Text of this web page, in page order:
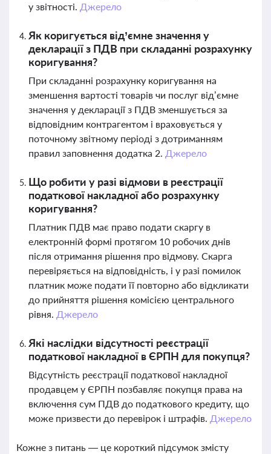
у звітності. Джерело
Як коригується від’ємне значення у
декларації з ПДВ при складанні розрахунку
коригування?
При складанні розрахунку коригування на
зменшення вартості товарів чи послуг від’ємне
значення у декларації з ПДВ зменшується за
відповідним контрагентом і враховується у
поточному звітному періоді з дотриманням
правил заповнення додатка 2. Джерело
Що робити у разі відмови в реєстрації
податкової накладної або розрахунку
коригування?
Платник ПДВ має право подати скаргу в
електронній формі протягом 10 робочих днів
після отримання рішення про відмову. Скарга
перевіряється на відповідність, і у разі помилок
платник може подати її повторно або відкликати
до прийняття рішення комісією центрального
рівня. Джерело
Які наслідки відсутності реєстрації
податкової накладної в ЄРПН для покупця?
Відсутність реєстрації податкової накладної
продавцем у ЄРПН позбавляє покупця права на
включення сум ПДВ до податкового кредиту, що
може призвести до перевірок і штрафів. Джерело
Кожне з питань — це короткий підсумок змісту